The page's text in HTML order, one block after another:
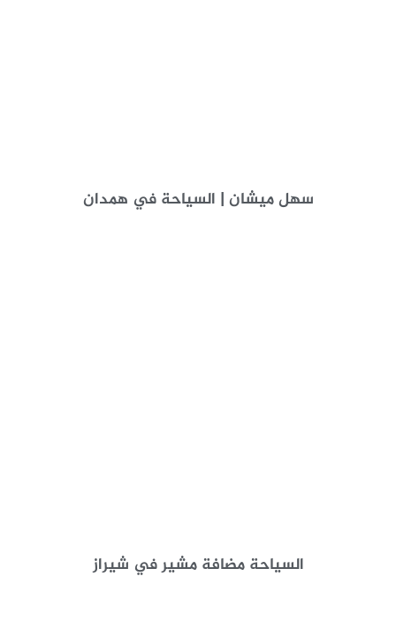
سهل ميشان | السياحة في همدان
السياحة مضافة مشير في شيراز